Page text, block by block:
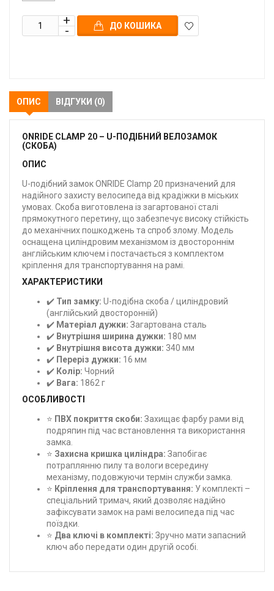
ДО КОШИКА
ОПИС ВІДГУКИ (0)
ONRIDE CLAMP 20 – U-ПОДІБНИЙ ВЕЛОЗАМОК
(СКОБА)
ОПИС
U-подібний замок ONRIDE Clamp 20 призначений для
надійного захисту велосипеда від крадіжки в міських
умовах. Скоба виготовлена із загартованої сталі
прямокутного перетину, що забезпечує високу стійкість
до механічних пошкоджень та спроб злому. Модель
оснащена циліндровим механізмом із двостороннім
англійським ключем і постачається з комплектом
кріплення для транспортування на рамі.
ХАРАКТЕРИСТИКИ
✔️ Тип замку: U-подібна скоба / циліндровий
(англійський двосторонній)
✔️ Матеріал дужки: Загартована сталь
✔️ Внутрішня ширина дужки: 180 мм
✔️ Внутрішня висота дужки: 340 мм
✔️ Переріз дужки: 16 мм
✔️ Колір: Чорний
✔️ Вага: 1862 г
ОСОБЛИВОСТІ
⭐ ПВХ покриття скоби: Захищає фарбу рами від
подряпин під час встановлення та використання
замка.
⭐ Захисна кришка циліндра: Запобігає
потраплянню пилу та вологи всередину
механізму, подовжуючи термін служби замка.
⭐ Кріплення для транспортування: У комплекті –
спеціальний тримач, який дозволяє надійно
зафіксувати замок на рамі велосипеда під час
поїздки.
⭐ Два ключі в комплекті: Зручно мати запасний
ключ або передати один другій особі.